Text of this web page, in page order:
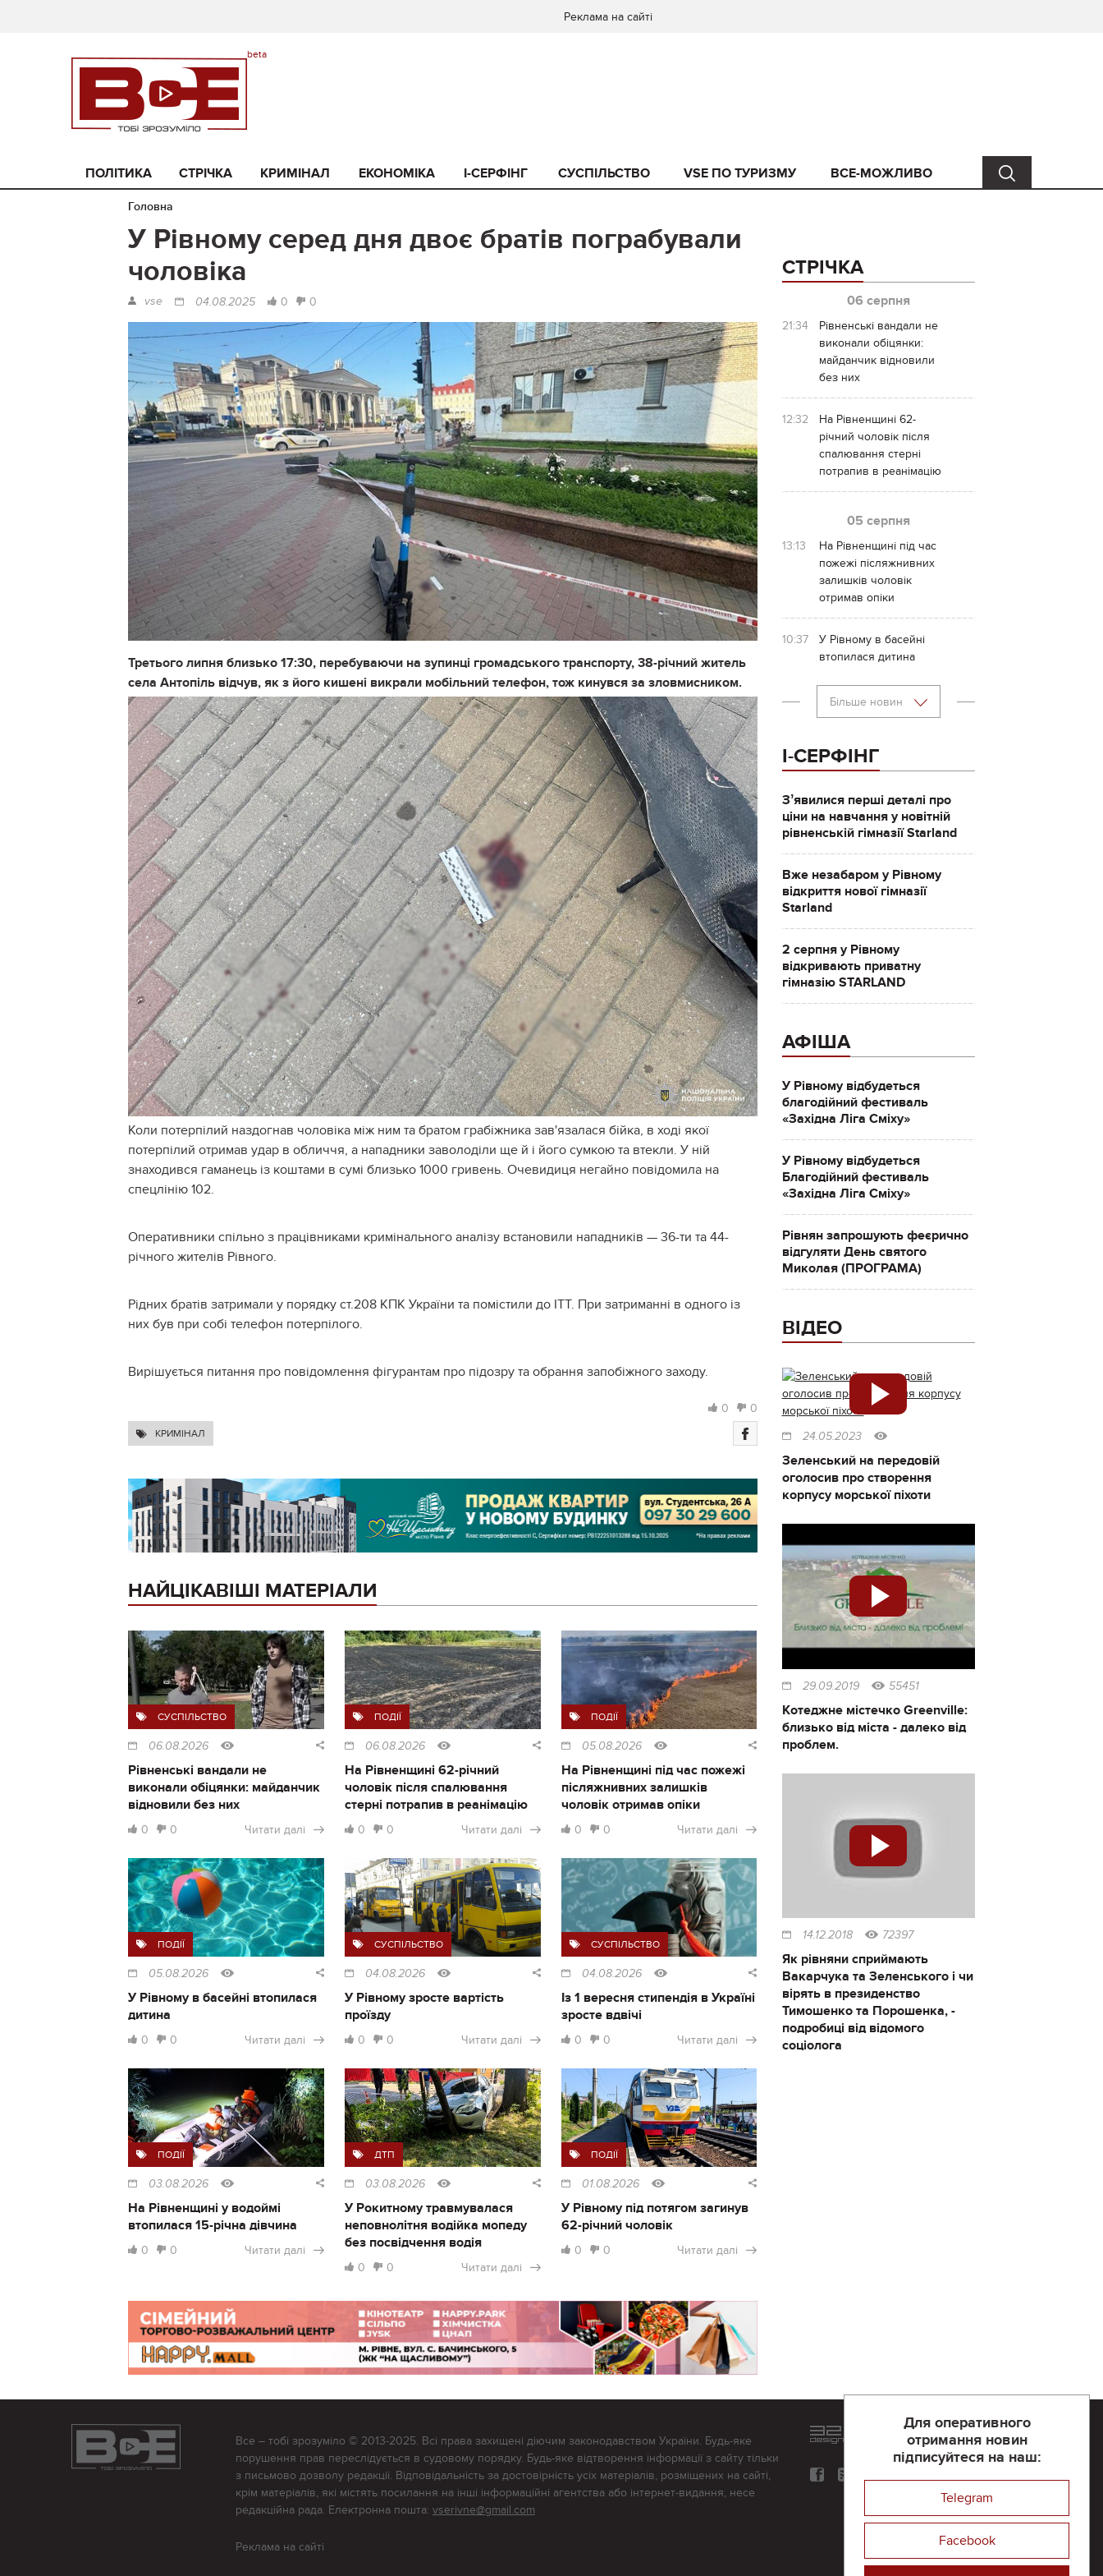
Реклама на сайті
ПОЛІТИКА СТРІЧКА КРИМІНАЛ ЕКОНОМІКА I-СЕРФІНГ СУСПІЛЬСТВО VSE ПО ТУРИЗМУ ВСЕ-МОЖЛИВО
Головна
У Рівному серед дня двоє братів пограбували
чоловіка
vse 04.08.2025 0 0
Третього липня близько 17:30, перебуваючи на зупинці громадського транспорту, 38-річний житель
села Антопіль відчув, як з його кишені викрали мобільний телефон, тож кинувся за зловмисником.
Коли потерпілий наздогнав чоловіка між ним та братом грабіжника зав'язалася бійка, в ході якої
потерпілий отримав удар в обличчя, а нападники заволоділи ще й і його сумкою та втекли. У ній
знаходився гаманець із коштами в сумі близько 1000 гривень. Очевидиця негайно повідомила на
спецлінію 102.
Оперативники спільно з працівниками кримінального аналізу встановили нападників — 36-ти та 44-
річного жителів Рівного.
Рідних братів затримали у порядку ст.208 КПК України та помістили до ІТТ. При затриманні в одного із
них був при собі телефон потерпілого.
Вирішується питання про повідомлення фігурантам про підозру та обрання запобіжного заходу.
0 0
КРИМІНАЛ
НАЙЦІКАВІШІ МАТЕРІАЛИ
СУСПІЛЬСТВО
06.08.2026
Рівненські вандали не
виконали обіцянки: майданчик
відновили без них
0 0 Читати далі
ПОДІЇ
06.08.2026
На Рівненщині 62-річний
чоловік після спалювання
стерні потрапив в реанімацію
0 0 Читати далі
ПОДІЇ
05.08.2026
На Рівненщині під час пожежі
післяжнивних залишків
чоловік отримав опіки
0 0 Читати далі
ПОДІЇ
05.08.2026
У Рівному в басейні втопилася
дитина
0 0 Читати далі
СУСПІЛЬСТВО
04.08.2026
У Рівному зросте вартість
проїзду
0 0 Читати далі
СУСПІЛЬСТВО
04.08.2026
Із 1 вересня стипендія в Україні
зросте вдвічі
0 0 Читати далі
ПОДІЇ
03.08.2026
На Рівненщині у водоймі
втопилася 15-річна дівчина
0 0 Читати далі
ДТП
03.08.2026
У Рокитному травмувалася
неповнолітня водійка мопеду
без посвідчення водія
0 0 Читати далі
ПОДІЇ
01.08.2026
У Рівному під потягом загинув
62-річний чоловік
0 0 Читати далі
СТРІЧКА
06 серпня
21:34
Рівненські вандали не
виконали обіцянки:
майданчик відновили
без них
12:32
На Рівненщині 62-
річний чоловік після
спалювання стерні
потрапив в реанімацію
05 серпня
13:13
На Рівненщині під час
пожежі післяжнивних
залишків чоловік
отримав опіки
10:37
У Рівному в басейні
втопилася дитина
Більше новин
І-СЕРФІНГ
Зʼявилися перші деталі про
ціни на навчання у новітній
рівненській гімназії Starland
Вже незабаром у Рівному
відкриття нової гімназії
Starland
2 серпня у Рівному
відкривають приватну
гімназію STARLAND
АФІША
У Рівному відбудеться
благодійний фестиваль
«Західна Ліга Сміху»
У Рівному відбудеться
Благодійний фестиваль
«Західна Ліга Сміху»
Рівнян запрошують феєрично
відгуляти День святого
Миколая (ПРОГРАМА)
ВІДЕО
24.05.2023
Зеленський на передовій
оголосив про створення
корпусу морської піхоти
29.09.2019 55451
Котеджне містечко Greenville:
близько від міста - далеко від
проблем.
14.12.2018 72397
Як рівняни сприймають
Вакарчука та Зеленського і чи
вірять в президенство
Тимошенко та Порошенка, -
подробиці від відомого
соціолога
Для оперативного
отримання новин
підписуйтеся на наш:
Telegram
Facebook
Все – тобі зрозуміло © 2013-2025. Всі права захищені діючим законодавством України. Будь-яке
порушення прав переслідується в судовому порядку. Будь-яке відтворення інформації з сайту тільки
з письмово дозволу редакції. Відповідальність за достовірність усіх матеріалів, розміщених на сайті,
крім матеріалів, які містять посилання на інші інформаційні агентства або інтернет-видання, несе
редакційна рада. Електронна пошта: vserivne@gmail.com
Реклама на сайті
Розроблений та підтримується
компанії 32х32